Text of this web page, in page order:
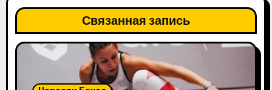
я
п
Связанная запись